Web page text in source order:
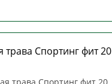
трава Спортинг фит 20